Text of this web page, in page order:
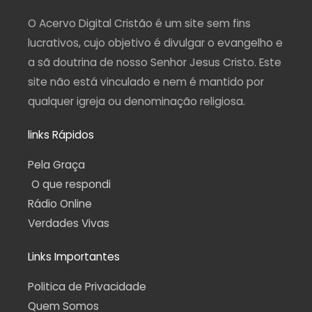
a
m -
f
m p
O Acervo Digital Cristão é um site sem fins
lucrativos, cujo objetivo é divulgar o evangelho e
a sã doutrina de nosso Senhor Jesus Cristo. Este
site não está vinculado e nem é mantido por
qualquer igreja ou denominação religiosa.
links Rápidos
Pela Graça
O que respondi
Rádio Online
Verdades Vivas
Links Importantes
Politica de Privacidade
Quem Somos